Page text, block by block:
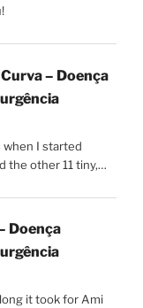
– Doença
when I started
the other 11 tiny,…
Doença
it took for Ami